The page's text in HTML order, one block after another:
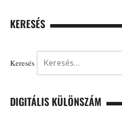
KERESÉS
Keresés
DIGITÁLIS KÜLÖNSZÁM